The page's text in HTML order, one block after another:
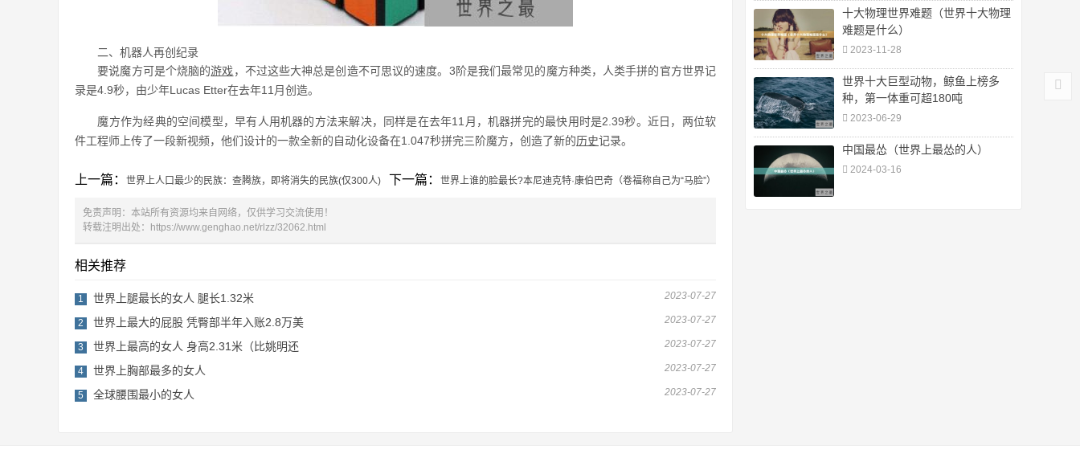
二、机器人再创纪录
要说魔方可是个烧脑的游戏，不过这些大神总是创造不可思议的速度。3阶是我们最常见的魔方种类，人类手拼的官方世界记
录是4.9秒，由少年Lucas Etter在去年11月创造。
魔方作为经典的空间模型，早有人用机器的方法来解决，同样是在去年11月，机器拼完的最快用时是2.39秒。近日，两位软
件工程师上传了一段新视频，他们设计的一款全新的自动化设备在1.047秒拼完三阶魔方，创造了新的历史记录。
上一篇： 世界上人口最少的民族：查腾族，即将消失的民族(仅300人) 下一篇： 世界上谁的脸最长?本尼迪克特·康伯巴奇（卷福称自己为“马脸”）
免责声明：本站所有资源均来自网络，仅供学习交流使用！
转载注明出处：
https://www.genghao.net/rlzz/32062.html
相关推荐
2023-07-27
1 世界上腿最长的女人 腿长1.32米
2023-07-27
2 世界上最大的屁股 凭臀部半年入账2.8万美
2023-07-27
3 世界上最高的女人 身高2.31米（比姚明还
2023-07-27
4 世界上胸部最多的女人
2023-07-27
5 全球腰围最小的女人
十大物理世界难题（世界十大物理
难题是什么）
2023-11-28
世界十大巨型动物，鲸鱼上榜多
种，第一体重可超180吨
2023-06-29
中国最怂（世界上最怂的人）
2024-03-16